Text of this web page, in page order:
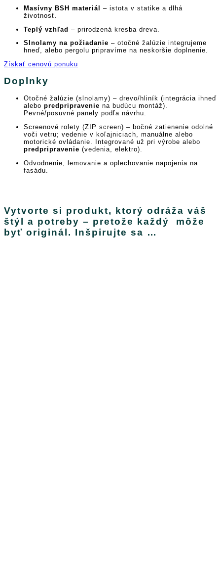
Masívny BSH materiál
– istota v statike a dlhá
životnosť.
Teplý vzhľad – prirodzená kresba dreva.
Slnolamy na požiadanie – otočné žalúzie integrujeme
hneď, alebo pergolu pripravíme na neskoršie doplnenie.
Získať cenovú ponuku
Doplnky
Otočné žalúzie (slnolamy) – drevo/hliník (integrácia ihneď
alebo predpripravenie na budúcu montáž).
Pevné/posuvné panely podľa návrhu.
Screenové rolety (ZIP screen) – bočné zatienenie odolné
voči vetru; vedenie v koľajniciach, manuálne alebo
motorické ovládanie. Integrované už pri výrobe alebo
predpripravenie (vedenia, elektro).
Odvodnenie, lemovanie a oplechovanie napojenia na
fasádu.
Vytvorte si produkt, ktorý odráža váš
štýl a potreby – pretože každý môže
byť originál. Inšpirujte sa …